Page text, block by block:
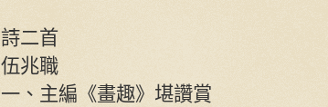
詩二首
伍兆職
一、主編《畫趣》堪讚賞